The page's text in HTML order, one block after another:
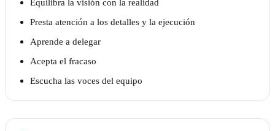
Equilibra la visión con la realidad
Presta atención a los detalles y la ejecución
Aprende a delegar
Acepta el fracaso
Escucha las voces del equipo